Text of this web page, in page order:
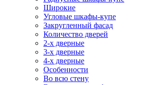
Широкие
Угловые шкафы-купе
Закругленный фасад
Количество дверей
2-х дверные
3-х дверные
4-х дверные
Особенности
Во всю стену